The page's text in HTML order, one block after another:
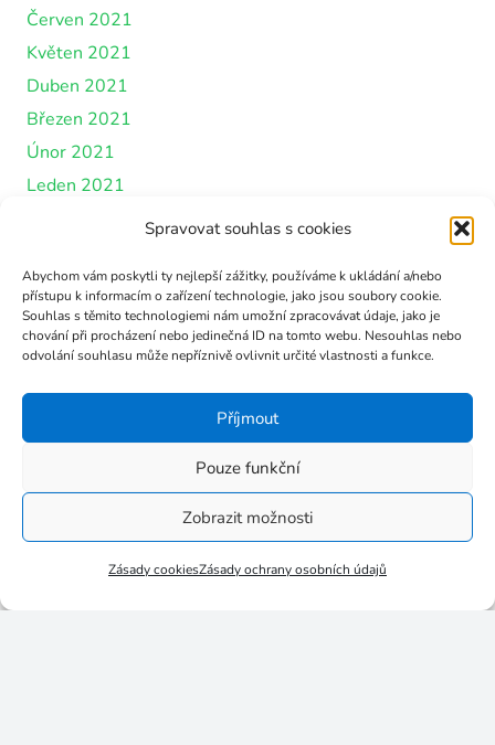
Spravovat souhlas s cookies
Abychom vám poskytli ty nejlepší zážitky, používáme k ukládání a/nebo
přístupu k informacím o zařízení technologie, jako jsou soubory cookie.
Souhlas s těmito technologiemi nám umožní zpracovávat údaje, jako je
chování při procházení nebo jedinečná ID na tomto webu. Nesouhlas nebo
odvolání souhlasu může nepříznivě ovlivnit určité vlastnosti a funkce.
Příjmout
Pouze funkční
Zobrazit možnosti
Zásady cookiesZásady ochrany osobních údajů
Červen 2021
Květen 2021
Duben 2021
Březen 2021
Únor 2021
Leden 2021
Září 2020
Červen 2020
Květen 2020
Únor 2020
Září 2019
Červen 2019